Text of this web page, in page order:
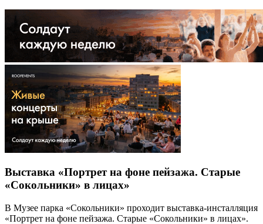
Выставка «Портрет на фоне пейзажа. Старые
«Сокольники» в лицах»
В Музее парка «Сокольники» проходит выставка-инсталляция
«Портрет на фоне пейзажа. Старые «Сокольники» в лицах».